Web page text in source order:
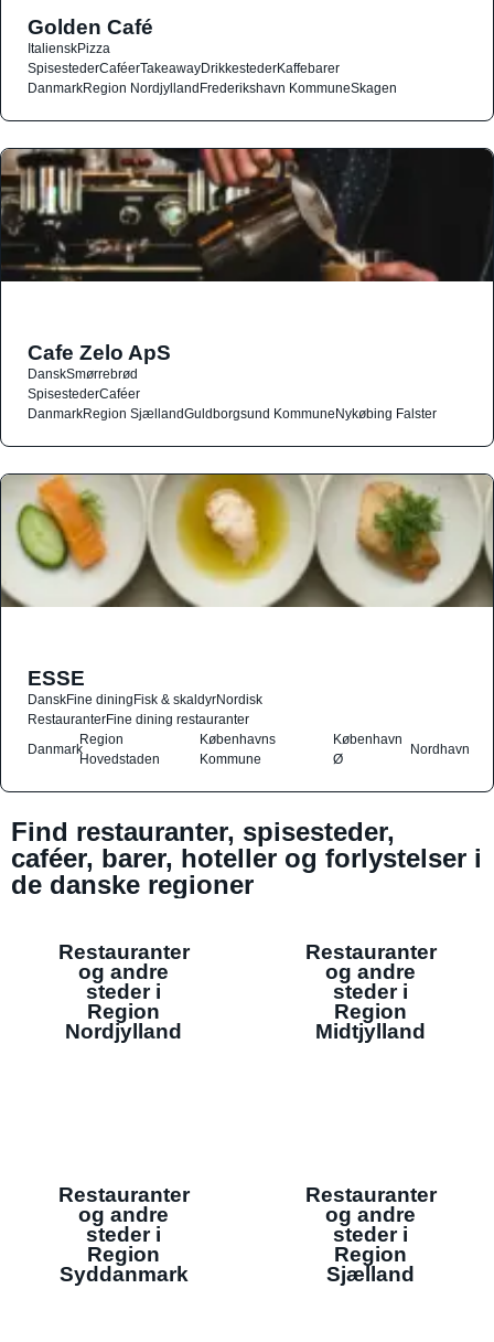
Golden Café
ItalienskPizza
SpisestederCaféerTakeawayDrikkestederKaffebarer
DanmarkRegion NordjyllandFrederikshavn KommuneSkagen
Cafe Zelo ApS
DanskSmørrebrød
SpisestederCaféer
DanmarkRegion SjællandGuldborgsund KommuneNykøbing Falster
ESSE
DanskFine diningFisk & skaldyrNordisk
RestauranterFine dining restauranter
Danmark
Region
Hovedstaden
Københavns
Kommune
København
Ø
Nordhavn
Find restauranter, spisesteder,
caféer, barer, hoteller og forlystelser i
de danske regioner
Restauranter
og andre
steder i
Region
Nordjylland
Restauranter
og andre
steder i
Region
Midtjylland
Restauranter
og andre
steder i
Region
Syddanmark
Restauranter
og andre
steder i
Region
Sjælland